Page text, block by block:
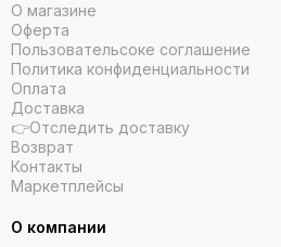
О магазине
Оферта
Пользовательсоке соглашение
Политика конфиденциальности
Оплата
Доставка
👉Отследить доставку
Возврат
Контакты
Маркетплейсы
О компании